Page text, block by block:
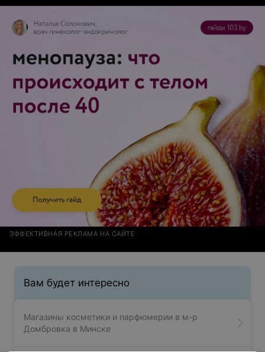
ЭФФЕКТИВНАЯ РЕКЛАМА НА САЙТЕ
Вам будет интересно
Магазины косметики и парфюмерии в м-р
Домбровка в Минске